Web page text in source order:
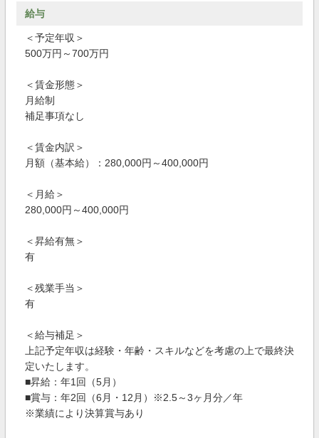
給与
＜予定年収＞
500万円～700万円
＜賃金形態＞
月給制
補足事項なし
＜賃金内訳＞
月額（基本給）：280,000円～400,000円
＜月給＞
280,000円～400,000円
＜昇給有無＞
有
＜残業手当＞
有
＜給与補足＞
上記予定年収は経験・年齢・スキルなどを考慮の上で最終決
定いたします。
■昇給：年1回（5月）
■賞与：年2回（6月・12月）※2.5～3ヶ月分／年
※業績により決算賞与あり